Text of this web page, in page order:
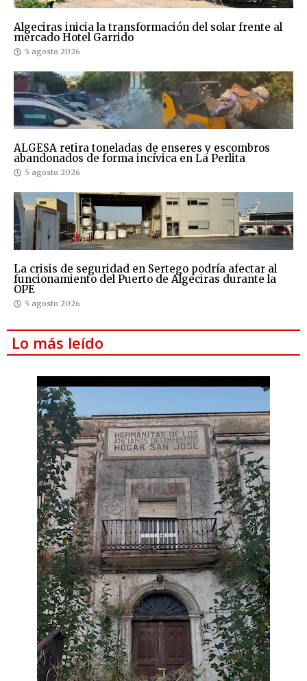
Algeciras inicia la transformación del solar frente al
mercado Hotel Garrido
5 agosto 2026
ALGESA retira toneladas de enseres y escombros
abandonados de forma incívica en La Perlita
5 agosto 2026
La crisis de seguridad en Sertego podría afectar al
funcionamiento del Puerto de Algeciras durante la
OPE
5 agosto 2026
Lo más leído